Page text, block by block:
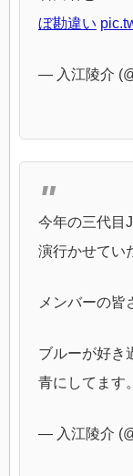
ぼ勘違い
— 入江陵介
今年の三代目
演行かせてい
メンバーの皆
ブルーが好き
青にしてます
— 入江陵介